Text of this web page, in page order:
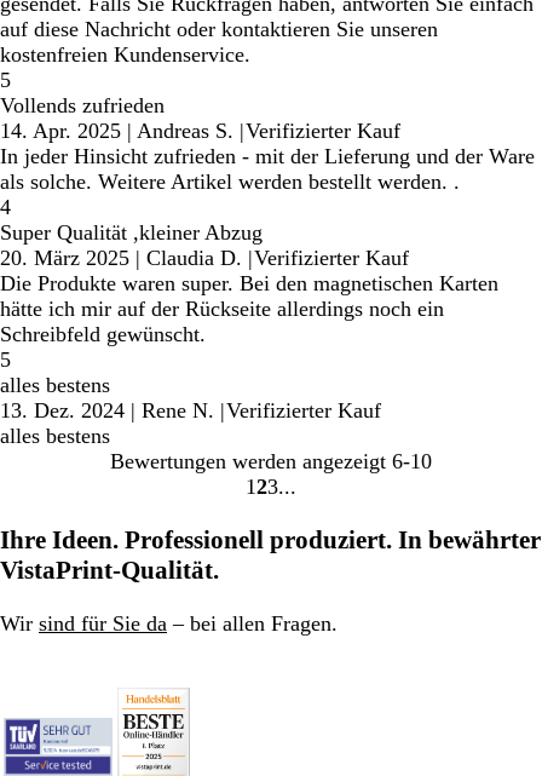
auf diese Nachricht oder kontaktieren Sie unseren
kostenfreien Kundenservice.
5
Vollends zufrieden
14. Apr. 2025 | Andreas S. |Verifizierter Kauf
In jeder Hinsicht zufrieden - mit der Lieferung und der Ware
als solche. Weitere Artikel werden bestellt werden. .
4
Super Qualität ,kleiner Abzug
20. März 2025 | Claudia D. |Verifizierter Kauf
Die Produkte waren super. Bei den magnetischen Karten
hätte ich mir auf der Rückseite allerdings noch ein
Schreibfeld gewünscht.
5
alles bestens
13. Dez. 2024 | Rene N. |Verifizierter Kauf
alles bestens
Bewertungen werden angezeigt 6-10
Gehe
Seite
1 Gehe
Seite
2Gehe
Seite
3
Ihre Ideen. Professionell produziert. In bewährter
VistaPrint-Qualität.
Wir sind für Sie da – bei allen Fragen.